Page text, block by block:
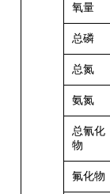
氧量
总磷
总氮
氨氮
总氰化
物
氟化物